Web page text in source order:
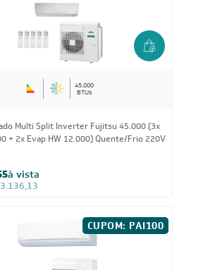
45.000
BTUs
Multi Split Inverter Fujitsu 45.000 (3x
+ 2x Evap HW 12.000) Quente/Frio 220V
à vista
CUPOM: PAI100